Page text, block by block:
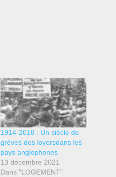
1914-2018 : Un siècle de
grèves des loyersdans les
pays anglophones
13 décembre 2021
Dans "LOGEMENT"